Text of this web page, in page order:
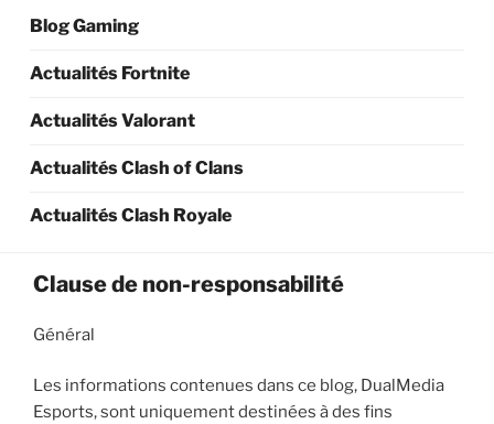
Blog Gaming
Actualités Fortnite
Actualités Valorant
Actualités Clash of Clans
Actualités Clash Royale
Clause de non-responsabilité
Général
Les informations contenues dans ce blog, DualMedia
Esports, sont uniquement destinées à des fins